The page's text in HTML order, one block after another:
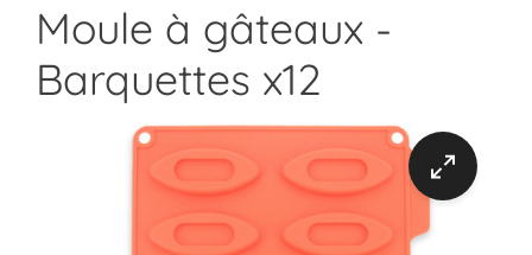
Moule à gâteaux -
Barquettes x12